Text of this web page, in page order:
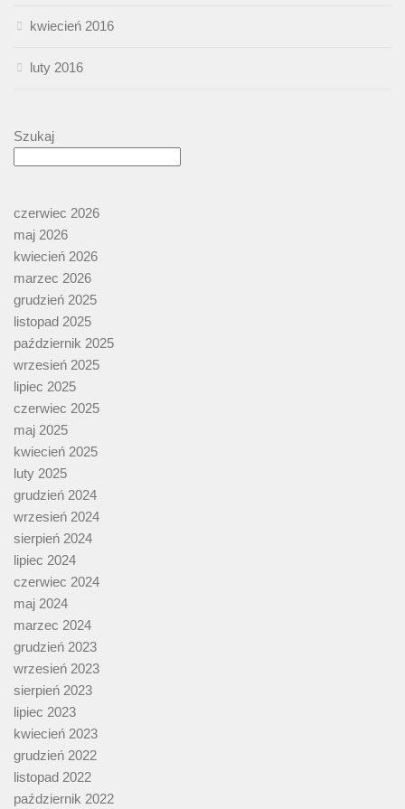
kwiecień 2016
luty 2016
Szukaj
czerwiec 2026
maj 2026
kwiecień 2026
marzec 2026
grudzień 2025
listopad 2025
październik 2025
wrzesień 2025
lipiec 2025
czerwiec 2025
maj 2025
kwiecień 2025
luty 2025
grudzień 2024
wrzesień 2024
sierpień 2024
lipiec 2024
czerwiec 2024
maj 2024
marzec 2024
grudzień 2023
wrzesień 2023
sierpień 2023
lipiec 2023
kwiecień 2023
grudzień 2022
listopad 2022
październik 2022